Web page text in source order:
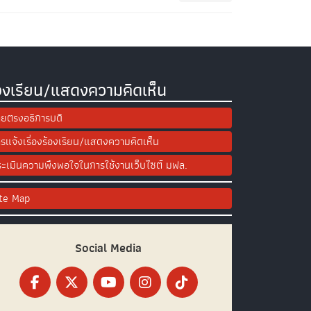
เรียน/แสดงความคิดเห็น
ตรงอธิการบดี
แจ้งเรื่องร้องเรียน/แสดงความคิดเห็น
เมินความพึงพอใจในการใช้งานเว็บไซต์ มฟล.
Map
Social Media